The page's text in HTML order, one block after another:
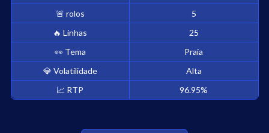
🚨 rolos
5
🔥 Linhas
25
👀 Tema
Praia
💎 Volatilidade
Alta
📈 RTP 96.95%